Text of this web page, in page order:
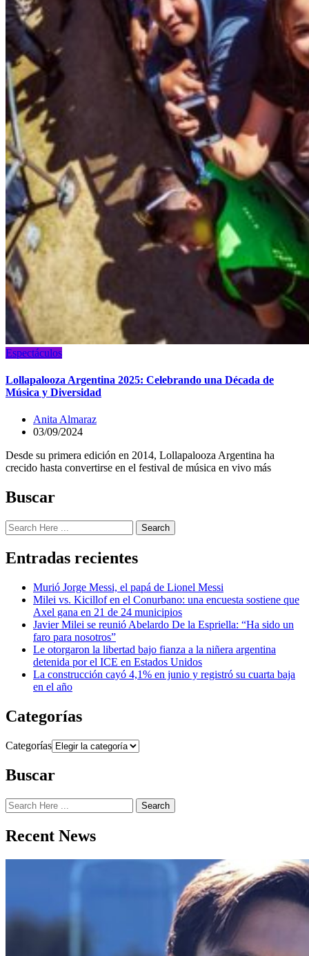
Espectáculos
Lollapalooza Argentina 2025: Celebrando una Década de
Música y Diversidad
Anita Almaraz
03/09/2024
Desde su primera edición en 2014, Lollapalooza Argentina ha
crecido hasta convertirse en el festival de música en vivo más
Buscar
Search
Entradas recientes
Murió Jorge Messi, el papá de Lionel Messi
Milei vs. Kicillof en el Conurbano: una encuesta sostiene que
Axel gana en 21 de 24 municipios
Javier Milei se reunió Abelardo De la Espriella: “Ha sido un
faro para nosotros”
Le otorgaron la libertad bajo fianza a la niñera argentina
detenida por el ICE en Estados Unidos
La construcción cayó 4,1% en junio y registró su cuarta baja
en el año
Categorías
Categorías
Buscar
Search
Recent News